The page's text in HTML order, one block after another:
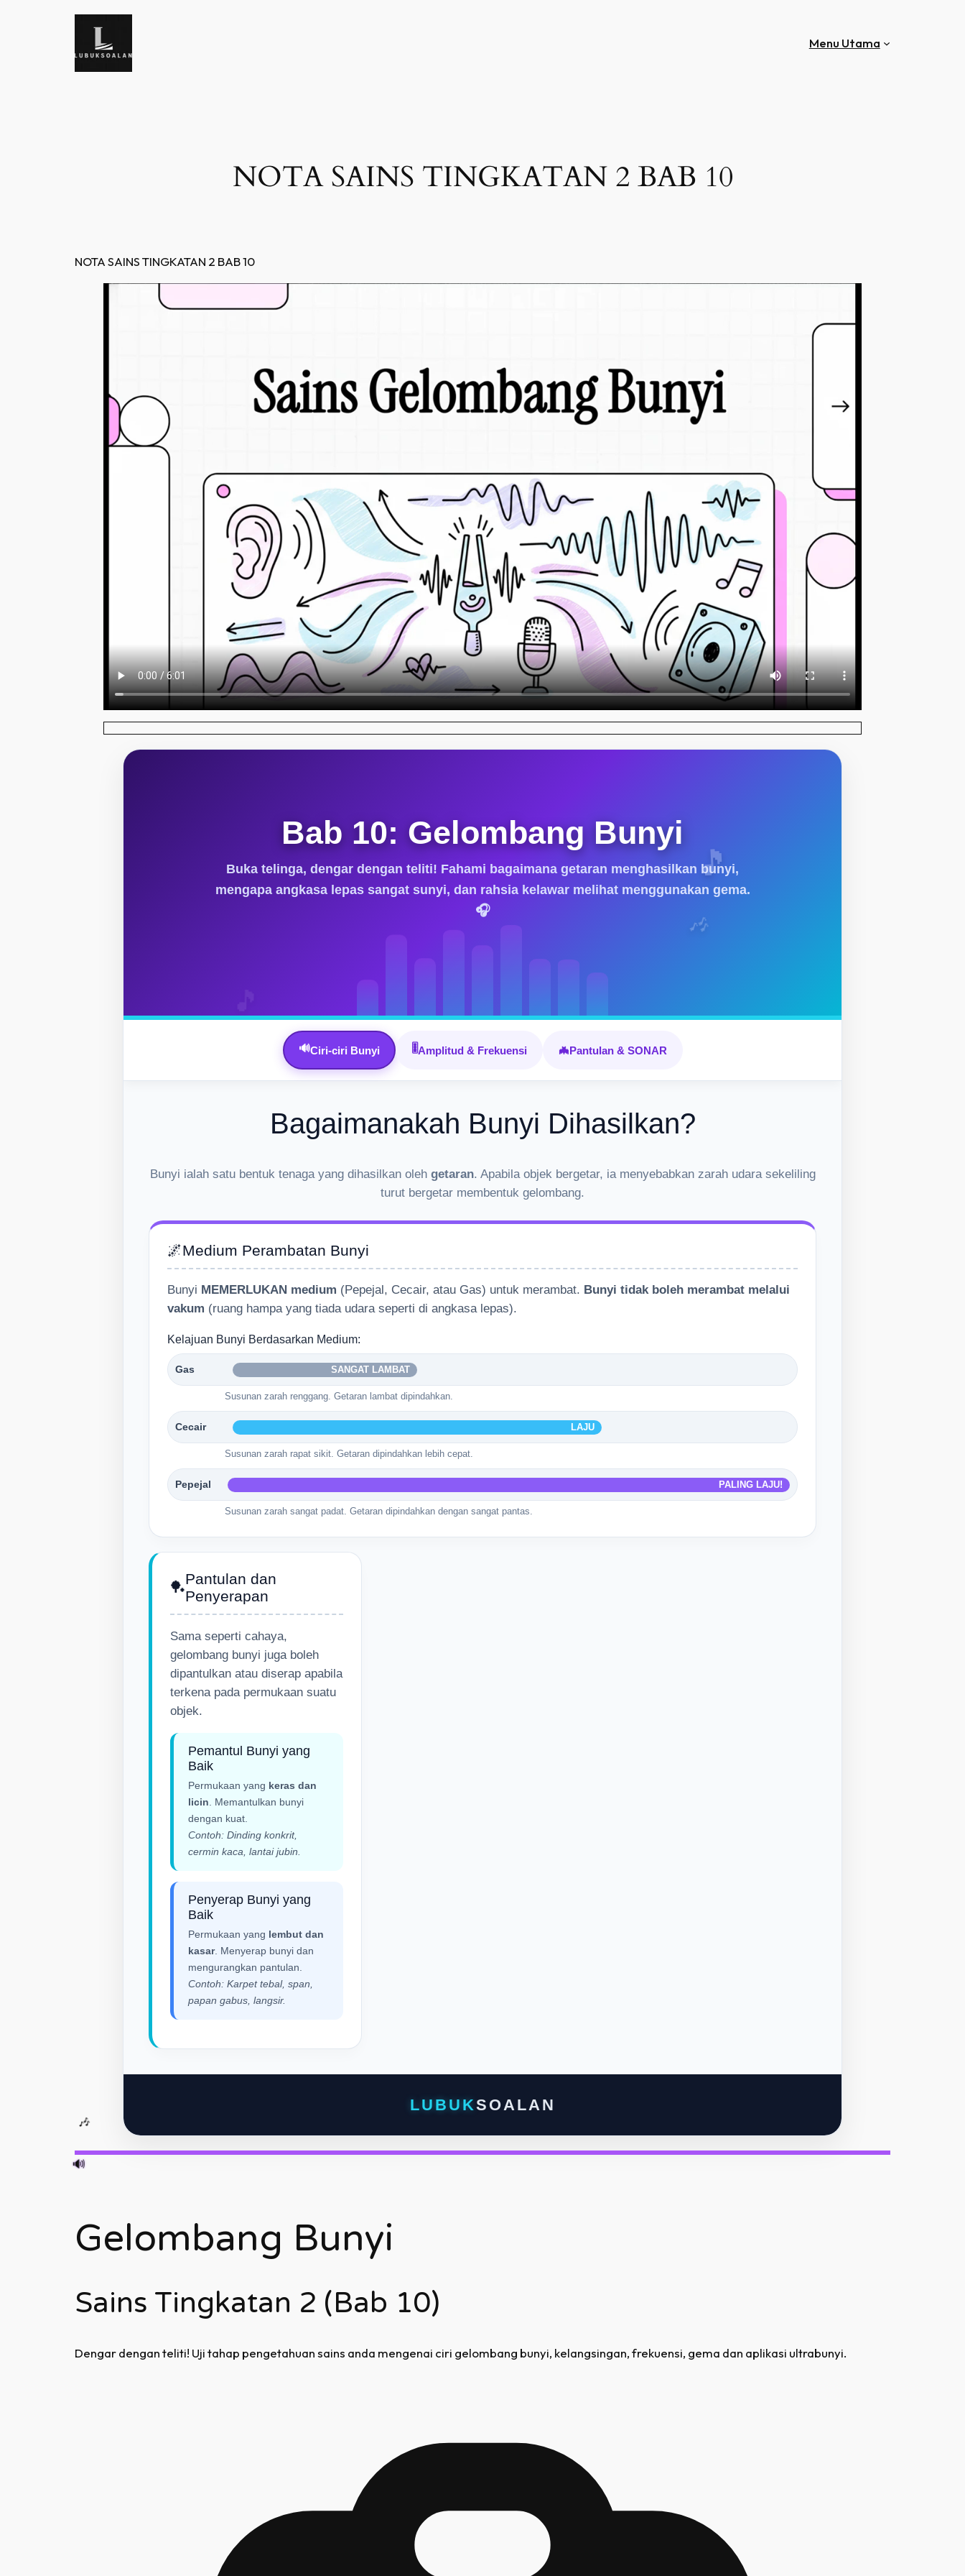
Menu Utama
NOTA SAINS TINGKATAN 2 BAB 10
NOTA SAINS TINGKATAN 2 BAB 10
🎶
🎵
Bab 10: Gelombang Bunyi
Buka telinga, dengar dengan teliti! Fahami bagaimana getaran menghasilkan bunyi,
mengapa angkasa lepas sangat sunyi, dan rahsia kelawar melihat menggunakan gema.
🎧
🔊Ciri-ciri Bunyi 🎚️Amplitud & Frekuensi 🦇Pantulan & SONAR
Bagaimanakah Bunyi Dihasilkan?
Bunyi ialah satu bentuk tenaga yang dihasilkan oleh getaran. Apabila objek bergetar, ia menyebabkan zarah udara sekeliling
turut bergetar membentuk gelombang.
🌌Medium Perambatan Bunyi
Bunyi MEMERLUKAN medium (Pepejal, Cecair, atau Gas) untuk merambat. Bunyi tidak boleh merambat melalui
vakum (ruang hampa yang tiada udara seperti di angkasa lepas).
Kelajuan Bunyi Berdasarkan Medium:
Gas SANGAT LAMBAT
Susunan zarah renggang. Getaran lambat dipindahkan.
Cecair LAJU
Susunan zarah rapat sikit. Getaran dipindahkan lebih cepat.
Pepejal PALING LAJU!
Susunan zarah sangat padat. Getaran dipindahkan dengan sangat pantas.
🏓Pantulan dan
Penyerapan
Sama seperti cahaya,
gelombang bunyi juga boleh
dipantulkan atau diserap apabila
terkena pada permukaan suatu
objek.
Pemantul Bunyi yang
Baik
Permukaan yang keras dan
licin . Memantulkan bunyi
dengan kuat.
Contoh: Dinding konkrit,
cermin kaca, lantai jubin.
Penyerap Bunyi yang
Baik
Permukaan yang lembut dan
kasar. Menyerap bunyi dan
mengurangkan pantulan.
Contoh: Karpet tebal, span,
papan gabus, langsir.
LUBUKSOALAN
Gelombang Bunyi
Sains Tingkatan 2 (Bab 10)
Dengar dengan teliti! Uji tahap pengetahuan sains anda mengenai ciri gelombang bunyi, kelangsingan, frekuensi, gema dan aplikasi ultrabunyi.